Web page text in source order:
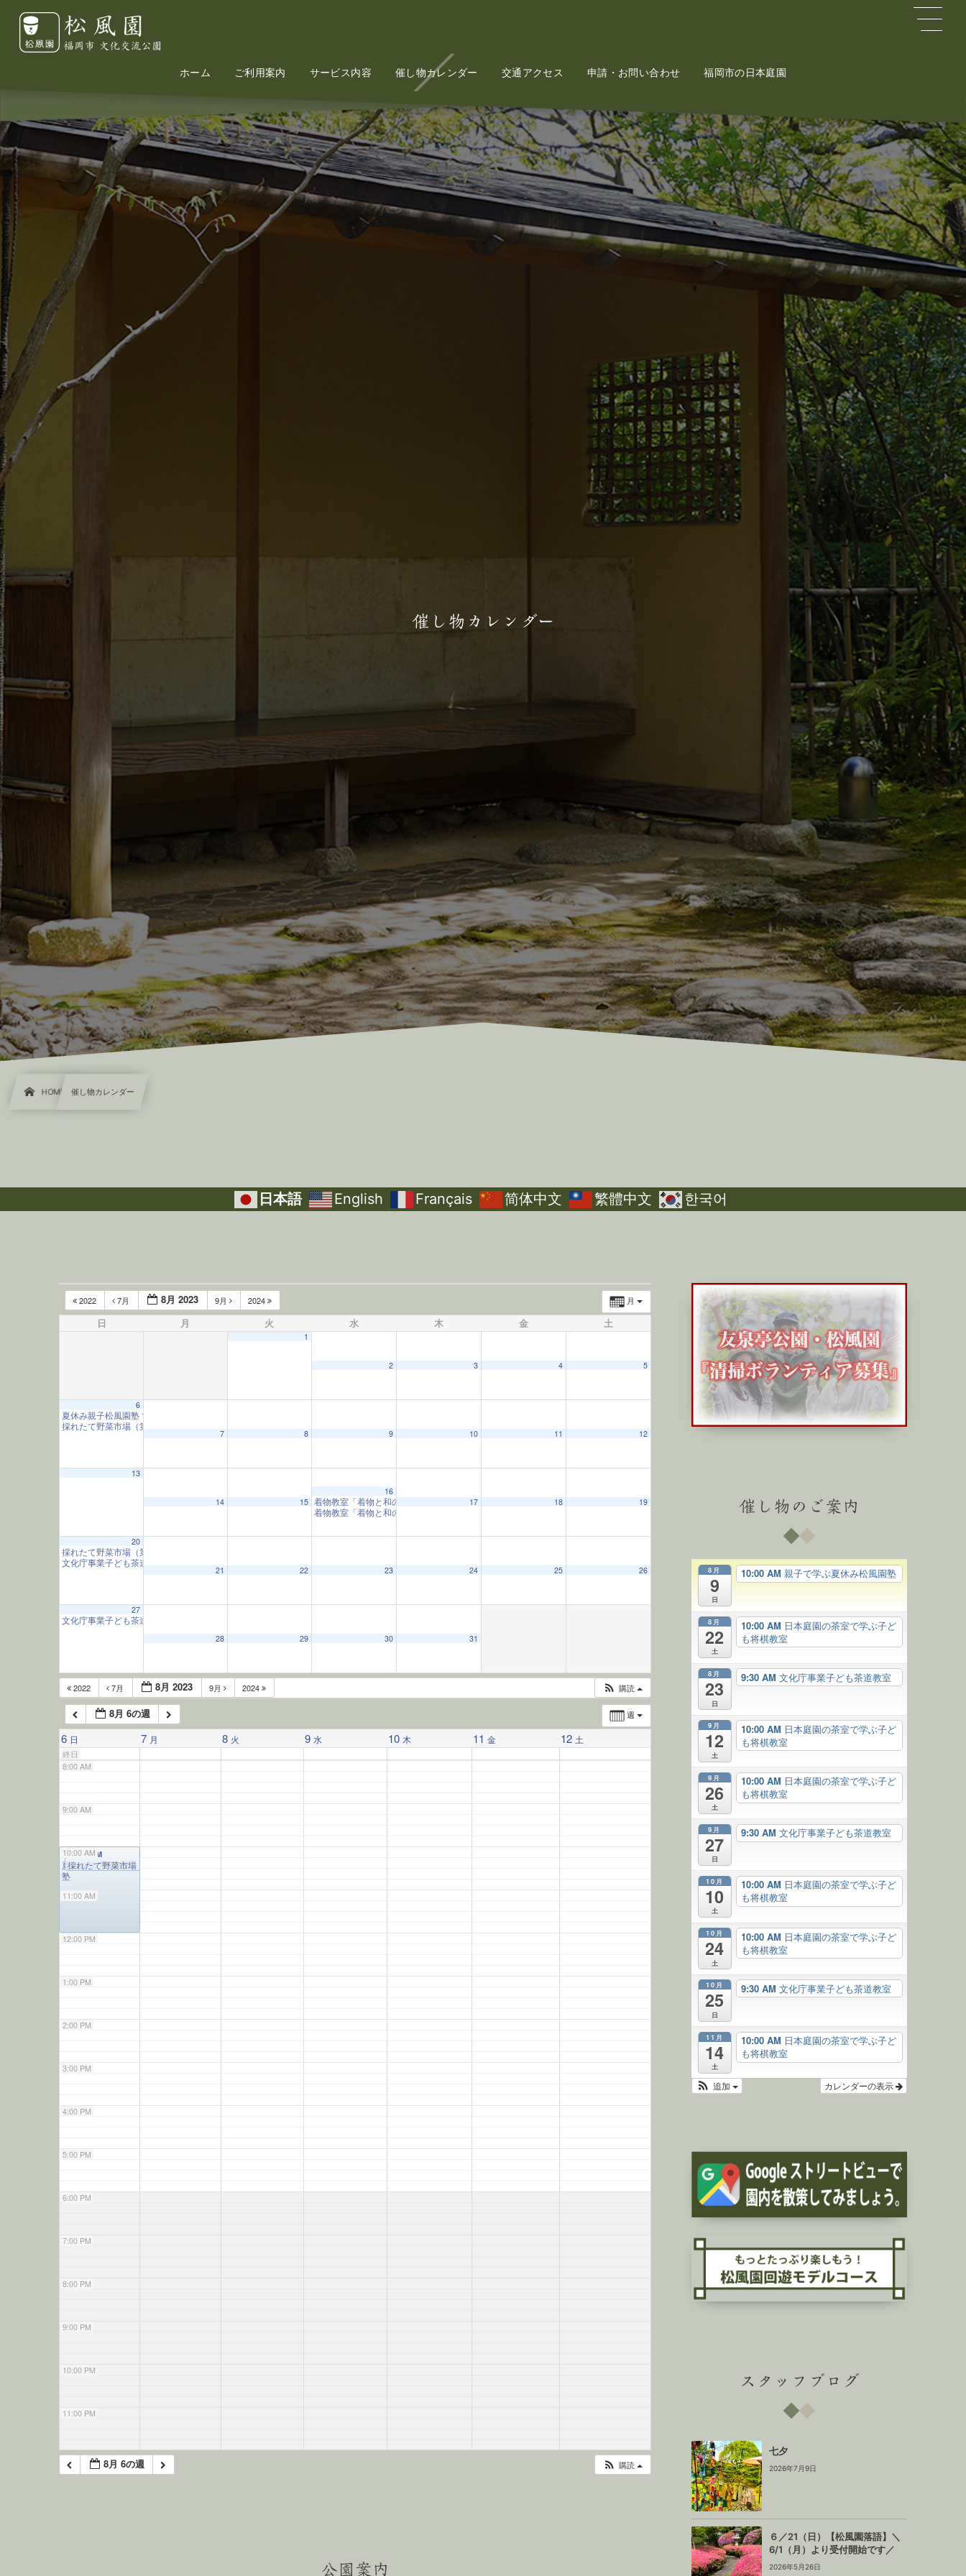
ホーム
Home ご利用案内
Information サービス内容
Service 催し物カレンダー
Event 交通アクセス
Access 申請・お問い合わせ
Contact 福岡市の日本庭園
Potal
催し物カレンダー
HOME 催し物カレンダー
日本語 English Français 简体中文 繁體中文 한국어
月
2022 7月 8月 2023 9月 2024
日 月 火 水 木 金 土
1
2 3 4 5
6
夏休み親子松風園塾 10:00 AM
採れたて野菜市場（第1日曜）
7 8 9 10 11 12
13
14 15
16
着物教室「着物と和の心」
着物教室「着物と和の心」
17 18 19
20
採れたて野菜市場（第3日曜）
文化庁事業子ども茶道教室
21 22 23 24 25 26
27
文化庁事業子ども茶道教室
28
29 30 31
2022 7月 8月 2023 9月 2024 購読
週
8月 6の週
6 日 7 月 8 火 9 水 10 木 11 金 12 土
終日
12:00 AM
3:00 AM
6:00 AM
7:00 AM
8:00 AM
9:00 AM
10:00 AM
11:00 AM
12:00 PM
1:00 PM
2:00 PM
3:00 PM
4:00 PM
5:00 PM
6:00 PM
7:00 PM
8:00 PM
9:00 PM
10:00 PM
11:00 PM
10:00 AM
夏休み親子松風園
塾
10:00 AM
採れたて野菜市場
（第1日曜）
8月 6の週 購読
公園案内
催し物のご案内
8月
9
日
10:00 AM 親子で学ぶ夏休み松風園塾
8月
22
土
10:00 AM 日本庭園の茶室で学ぶ子ど
も将棋教室
8月
23
日
9:30 AM 文化庁事業子ども茶道教室
9月
12
土
10:00 AM 日本庭園の茶室で学ぶ子ど
も将棋教室
9月
26
土
10:00 AM 日本庭園の茶室で学ぶ子ど
も将棋教室
9月
27
日
9:30 AM 文化庁事業子ども茶道教室
10月
10
土
10:00 AM 日本庭園の茶室で学ぶ子ど
も将棋教室
10月
24
土
10:00 AM 日本庭園の茶室で学ぶ子ど
も将棋教室
10月
25
日
9:30 AM 文化庁事業子ども茶道教室
11月
14
土
10:00 AM 日本庭園の茶室で学ぶ子ど
も将棋教室
カレンダーの表示
追加
スタッフブログ
七夕
2026年7月9日
６／21（日）【松風園落語】＼
6/1（月）より受付開始です／
2026年5月26日